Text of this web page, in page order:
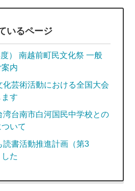
いるページ
） 南越前町民文化祭 一般
内
化芸術活動における全国大会
す
湾台南市白河国民中学校との
いて
読書活動推進計画（第3
た